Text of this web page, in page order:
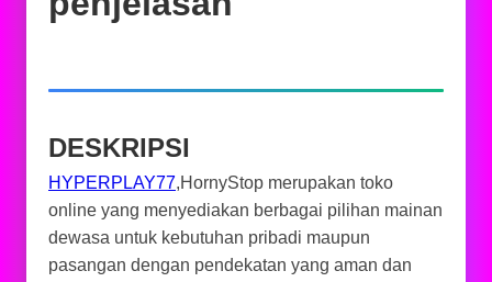
DESKRIPSI
HYPERPLAY77,HornyStop merupakan toko
online yang menyediakan berbagai pilihan mainan
dewasa untuk kebutuhan pribadi maupun
pasangan dengan pendekatan yang aman dan